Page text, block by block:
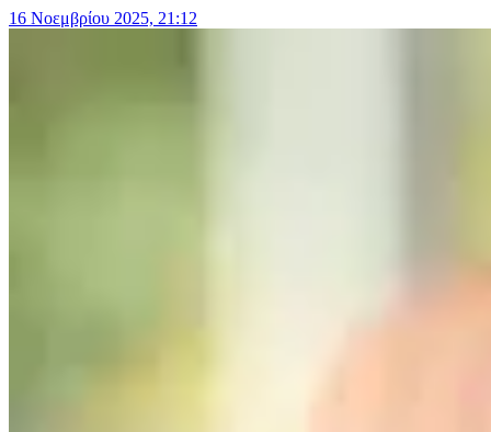
16 Νοεμβρίου 2025, 21:12